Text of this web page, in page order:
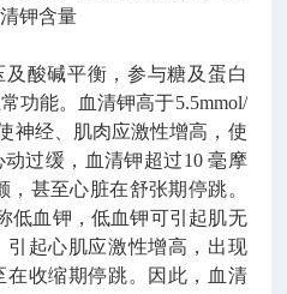
钾含量
酸碱平衡，参与糖及蛋白
功能。血清钾高于5.5mmol/
神经、肌肉应激性增高，使
过缓，血清钾超过10 毫摩
甚至心脏在舒张期停跳。
低血钾，低血钾可引起肌无
引起心肌应激性增高，出现
收缩期停跳。因此，血清